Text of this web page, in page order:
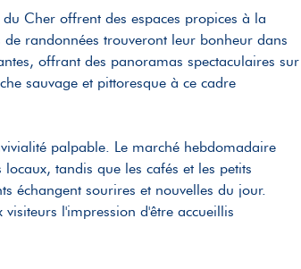
Cher offrent des espaces propices à la
randonnées trouveront leur bonheur dans
offrant des panoramas spectaculaires sur
sauvage et pittoresque à ce cadre
palpable. Le marché hebdomadaire
tandis que les cafés et les petits
échangent sourires et nouvelles du jour.
l'impression d'être accueillis